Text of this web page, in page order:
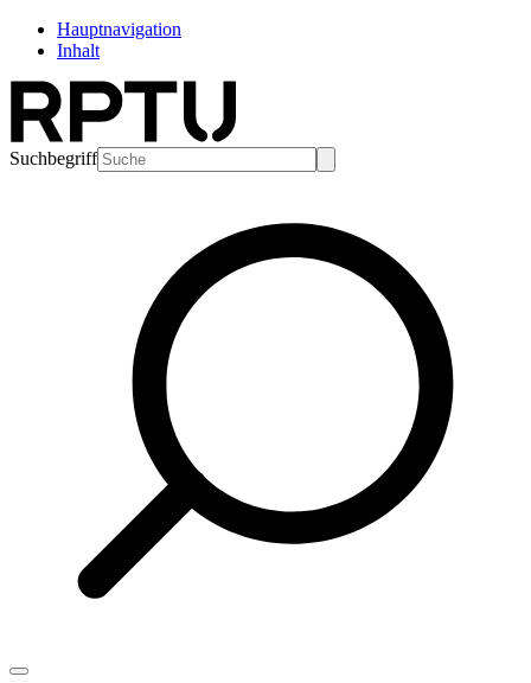
Hauptnavigation
Inhalt
Suchbegriff